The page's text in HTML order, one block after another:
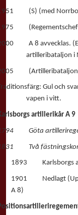
(S) (med
A 8 avvecklas.
artilleribataljon i
Gul och
vapen i vitt.
artillerikår A 9
Göta
Två
1893 Karlsborgs
1901 Nedlagt
A 8)